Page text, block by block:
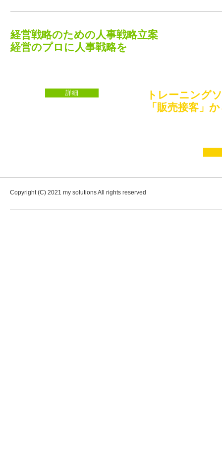
経営戦略のための 人事戦略立案
経営のプロに人事戦略を
詳細 トレーニング
「販売接客」
Copyright (C) 2021 my solutions All rights reserved